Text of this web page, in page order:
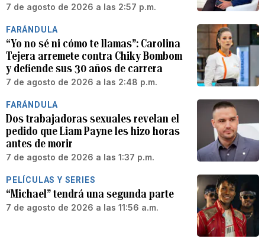
7 de agosto de 2026 a las 2:57 p.m.
FARÁNDULA
“Yo no sé ni cómo te llamas”: Carolina
Tejera arremete contra Chiky Bombom
y defiende sus 30 años de carrera
7 de agosto de 2026 a las 2:48 p.m.
FARÁNDULA
Dos trabajadoras sexuales revelan el
pedido que Liam Payne les hizo horas
antes de morir
7 de agosto de 2026 a las 1:37 p.m.
PELÍCULAS Y SERIES
“Michael” tendrá una segunda parte
7 de agosto de 2026 a las 11:56 a.m.